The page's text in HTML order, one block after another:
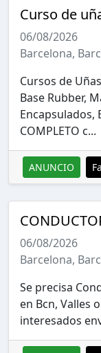
Curso de
06/08/2026
Barcelona,
Cursos de
Base Rubber,
Encapsulados,
COMPLETO c...
ANUNCIO
06/08/2026
Barcelona,
Se precisa
en Bcn, Valles
interesados